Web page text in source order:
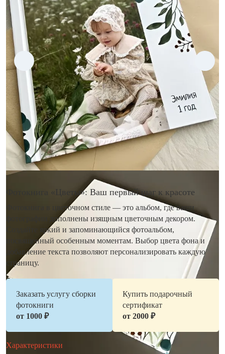
Фотокнига «Цветы»: Ваш первый шаг к красоте
Фотокнига в цветочном стиле — это альбом, где ваши
фотографии дополнены изящным цветочным декором.
Создайте яркий и запоминающийся фотоальбом,
посвященный особенным моментам. Выбор цвета фона и
добавление текста позволяют персонализировать каждую
страницу.
Заказать услугу сборки
фотокниги
от 1000 ₽
Купить подарочный
сертификат
от 2000 ₽
Характеристики